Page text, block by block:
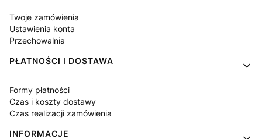
Twoje zamówienia
Ustawienia konta
Przechowalnia
PŁATNOŚCI I DOSTAWA
Formy płatności
Czas i koszty dostawy
Czas realizacji zamówienia
INFORMACJE